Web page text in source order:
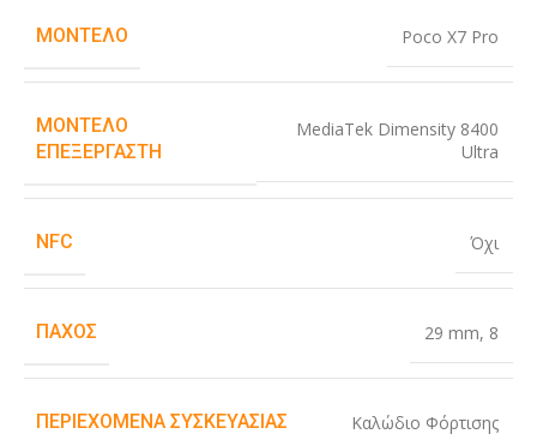
ΜΟΝΤΈΛΟ Poco X7 Pro
ΜΟΝΤΈΛΟ
ΕΠΕΞΕΡΓΑΣΤΉ
MediaTek Dimensity 8400
Ultra
NFC Όχι
ΠΆΧΟΣ 29 mm, 8
ΠΕΡΙΕΧΌΜΕΝΑ ΣΥΣΚΕΥΑΣΊΑΣ Καλώδιο Φόρτισης